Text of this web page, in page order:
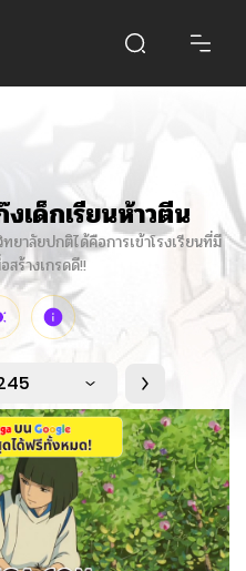
ด็กเรียนห้าวตีน
ยาลัยปกติได้คือการเข้าโรงเรียนที่มี
ร้างเกรดดี!!